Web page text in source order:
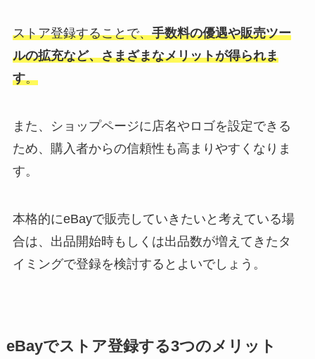
ストア登録することで、手数料の優遇や販売ツー
ルの拡充など、さまざまなメリットが得られま
す。
また、ショップページに店名やロゴを設定できる
ため、購入者からの信頼性も高まりやすくなりま
す。
本格的にeBayで販売していきたいと考えている場
合は、出品開始時もしくは出品数が増えてきたタ
イミングで登録を検討するとよいでしょう。
eBayでストア登録する3つのメリット